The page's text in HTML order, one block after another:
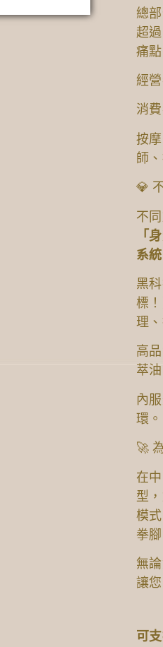
總
超
痛點
經
消
按
師
💎
不
「
系統
黑
標
理
高
萃
內
環。
🚀
在
型
模
拳腳
無
讓
可